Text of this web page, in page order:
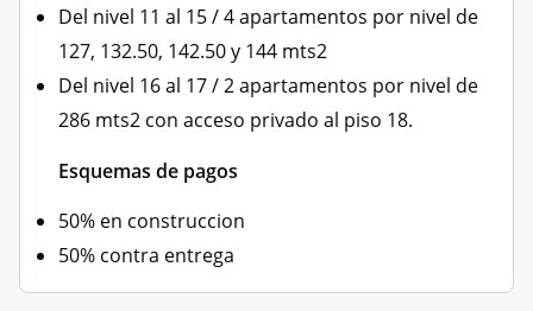
Del nivel 11 al 15 / 4 apartamentos por nivel de
127, 132.50, 142.50 y 144 mts2
Del nivel 16 al 17 / 2 apartamentos por nivel de
286 mts2 con acceso privado al piso 18.
Esquemas de pagos
50% en construccion
50% contra entrega